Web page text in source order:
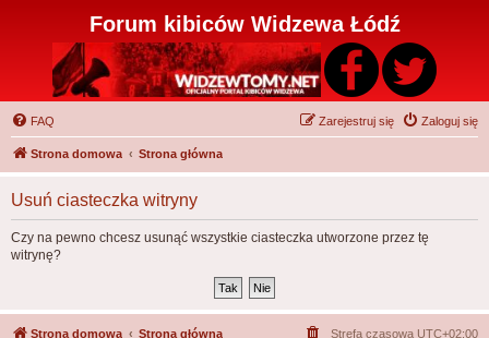
Forum kibiców Widzewa Łódź
FAQ Zaloguj się
Zarejestruj się
Strona domowa Strona główna
Usuń ciasteczka witryny
Czy na pewno chcesz usunąć wszystkie ciasteczka utworzone przez tę
witrynę?
Strona domowa Strona główna Strefa czasowa UTC+02:00